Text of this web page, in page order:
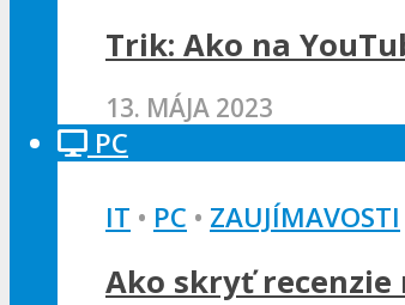
Trik: Ako na
13. MÁJA 2023
PC
IT • PC • ZAUJÍMAVOSTI
Ako skryť recenzie